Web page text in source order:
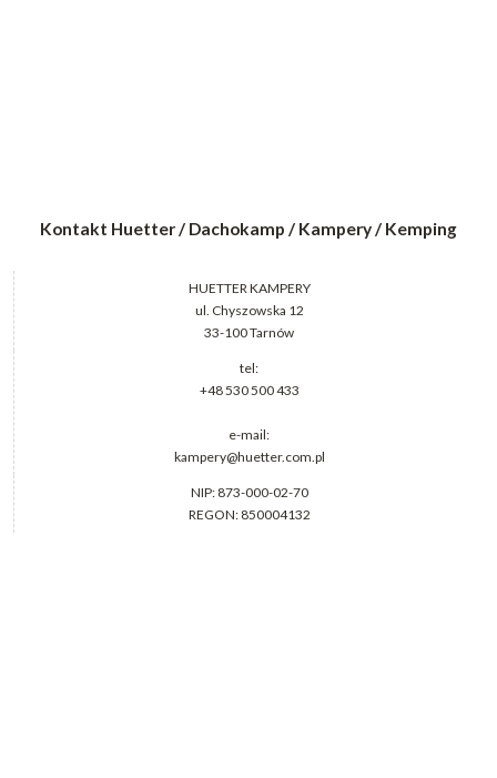
Kontakt Huetter / Dachokamp / Kampery / Kemping
HUETTER KAMPERY
ul. Chyszowska 12
33-100 Tarnów
tel:
+48 530 500 433
e-mail:
kampery@huetter.com.pl
NIP: 873-000-02-70
REGON: 850004132